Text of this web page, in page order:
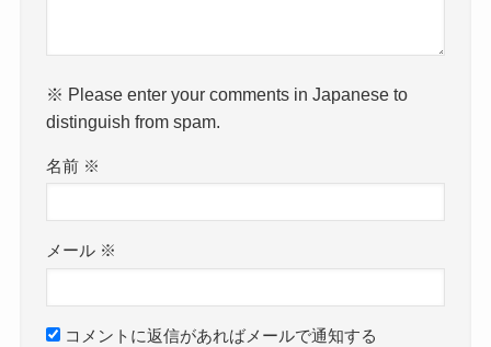
※ Please enter your comments in Japanese to
distinguish from spam.
名前 ※
メール ※
コメントに返信があればメールで通知する